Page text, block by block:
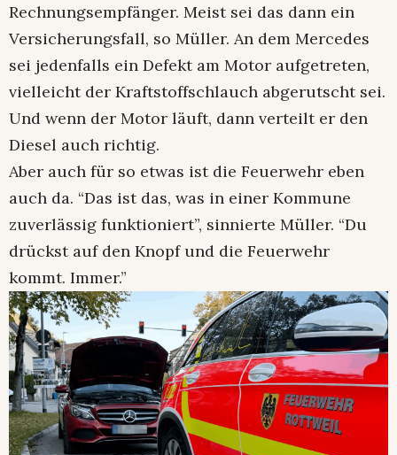
Rechnungsempfänger. Meist sei das dann ein
Versicherungsfall, so Müller. An dem Mercedes
sei jedenfalls ein Defekt am Motor aufgetreten,
vielleicht der Kraftstoffschlauch abgerutscht sei.
Und wenn der Motor läuft, dann verteilt er den
Diesel auch richtig.
Aber auch für so etwas ist die Feuerwehr eben
auch da. “Das ist das, was in einer Kommune
zuverlässig funktioniert”, sinnierte Müller. “Du
drückst auf den Knopf und die Feuerwehr
kommt. Immer.”